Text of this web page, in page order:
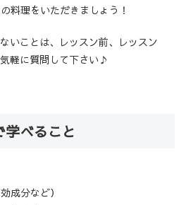
料理をいただきましょう！
いことは、レッスン前、レッスン
軽に質問して下さい♪
学べること
成分など）